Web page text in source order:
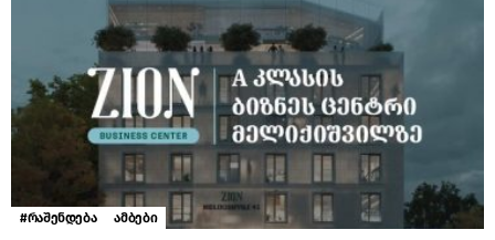
#რაშენდება ამბები